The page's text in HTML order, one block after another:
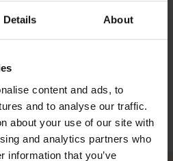
Details About
content and ads, to
and to analyse our traffic.
about your use of our site with
and analytics partners who
information that you’ve
le besoin de repassage
agent antistatique.